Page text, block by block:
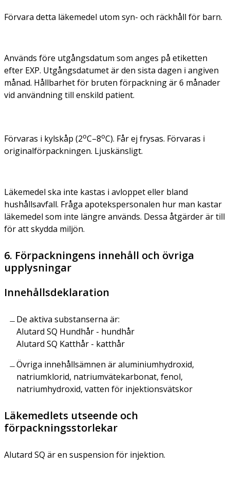
Förvara detta läkemedel utom syn- och räckhåll för barn.
Används före utgångsdatum som anges på etiketten
efter EXP. Utgångsdatumet är den sista dagen i angiven
månad. Hållbarhet för bruten förpackning är 6 månader
vid användning till enskild patient.
Förvaras i kylskåp (2oC–8oC). Får ej frysas. Förvaras i
originalförpackningen. Ljuskänsligt.
Läkemedel ska inte kastas i avloppet eller bland
hushållsavfall. Fråga apotekspersonalen hur man kastar
läkemedel som inte längre används. Dessa åtgärder är till
för att skydda miljön.
6. Förpackningens innehåll och övriga
upplysningar
Innehållsdeklaration
De aktiva substanserna är:
Alutard SQ Hundhår - hundhår
Alutard SQ Katthår - katthår
Övriga innehållsämnen är aluminiumhydroxid,
natriumklorid, natriumvätekarbonat, fenol,
natriumhydroxid, vatten för injektionsvätskor
Läkemedlets utseende och
förpackningsstorlekar
Alutard SQ är en suspension för injektion.